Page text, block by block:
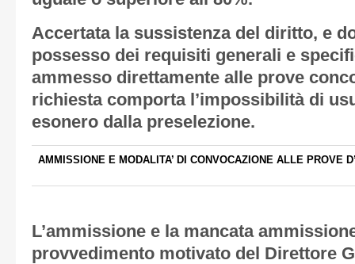
Accertata la sussistenza del diritto, e
possesso dei requisiti generali e
ammesso direttamente alle prove
richiesta comporta l’impossibilità di
esonero dalla preselezione.
AMMISSIONE E MODALITA’ DI CONVOCAZIONE ALLE PROVE
L’ammissione e la mancata
provvedimento motivato del Direttore